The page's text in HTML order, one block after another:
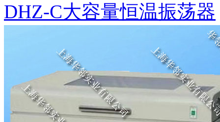
DHZ-C大容量恒温振荡器